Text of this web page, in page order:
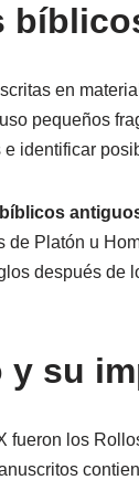
en
pequeños
identificar
Platón u
después de
y su
los